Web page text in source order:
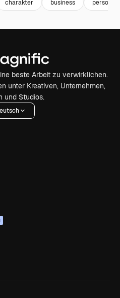
charakter business person
beste Arbeit zu verwirklichen.
unter Kreativen, Unternehmen,
und Studios.